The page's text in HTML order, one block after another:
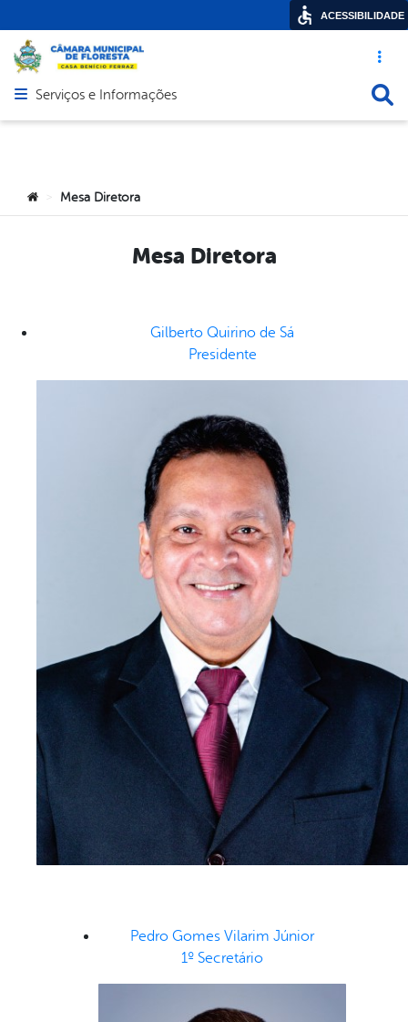
Acesso
Abrir menu principal de navegação
Serviços e Informações
Você está aqui:
Mesa Diretora
Mesa Diretora
Gilberto Quirino de Sá
Presidente
Pedro Gomes Vilarim Júnior
1º Secretário
ACESSIBILIDADE